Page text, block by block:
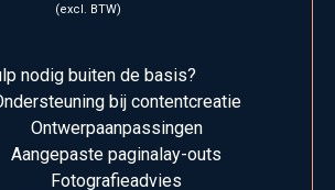
(excl. BTW)
nodig buiten de basis?
bij contentcreatie
Ontwerpaanpassingen
Aangepaste paginalay-outs
Fotografieadvies